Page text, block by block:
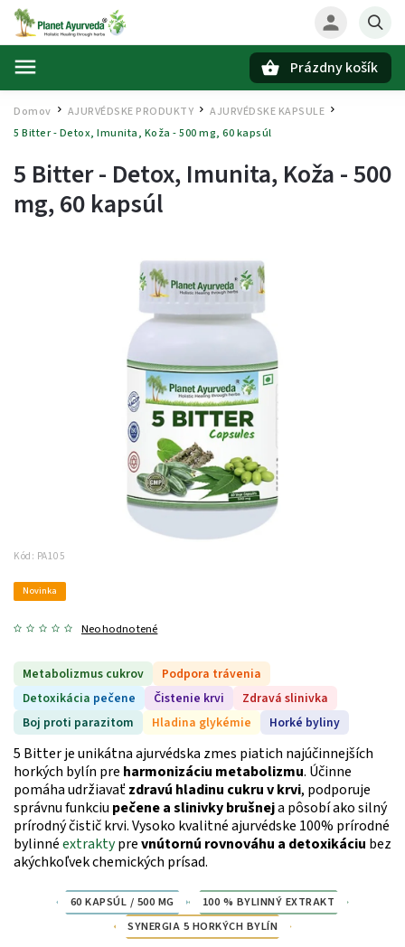
Prázdny košík
Domov AJURVÉDSKE PRODUKTY / AJURVÉDSKE KAPSULE /
5 Bitter - Detox, Imunita, Koža - 500 mg, 60 kapsúl
5 Bitter - Detox, Imunita, Koža - 500
mg, 60 kapsúl
Kód: PA105
Novinka
Neohodnotené
Metabolizmus cukrov
Podpora trávenia
Detoxikácia pečene Čistenie krvi
Zdravá slinivka
Boj proti parazitom
Hladina glykémie Horké byliny
5 Bitter je unikátna ajurvédska zmes piatich najúčinnejších
horkých bylín pre harmonizáciu metabolizmu. Účinne
pomáha udržiavaťzdravú hladinu cukru v krvi, podporuje
správnu funkciu pečene a slinivky brušneja pôsobí ako silný
prírodný čistič krvi.Vysoko kvalitné ajurvédske 100% prírodné
bylinnéextraktyprevnútornú rovnováhu a detoxikáciu bez
akýchkoľvek chemických prísad.
60 KAPSÚL / 500 MG
100 % BYLINNÝ EXTRAKT
SYNERGIA 5 HORKÝCH BYLÍN